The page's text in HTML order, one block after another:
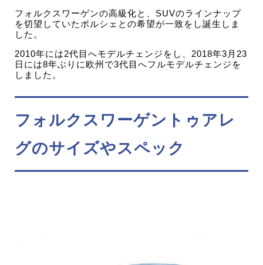
フォルクスワーゲンの高級化と、SUVのラインナップ
を切望していたポルシェとの希望が一致をし誕生しま
した。
2010年には2代目へモデルチェンジをし、2018年3月23
日には8年ぶりに欧州で3代目へフルモデルチェンジを
しました。
フォルクスワーゲントゥアレ
グのサイズやスペック